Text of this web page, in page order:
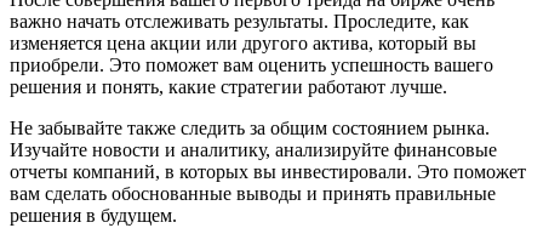
важно начать отслеживать результаты. Проследите, как
изменяется цена акции или другого актива, который вы
приобрели. Это поможет вам оценить успешность вашего
решения и понять, какие стратегии работают лучше.
Не забывайте также следить за общим состоянием рынка.
Изучайте новости и аналитику, анализируйте финансовые
отчеты компаний, в которых вы инвестировали. Это поможет
вам сделать обоснованные выводы и принять правильные
решения в будущем.